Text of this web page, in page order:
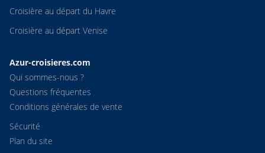
Croisière au départ du Havre
Croisière au départ Venise
Azur-croisieres.com
Qui sommes-nous ?
Questions fréquentes
Conditions générales de vente
Sécurité
Plan du site